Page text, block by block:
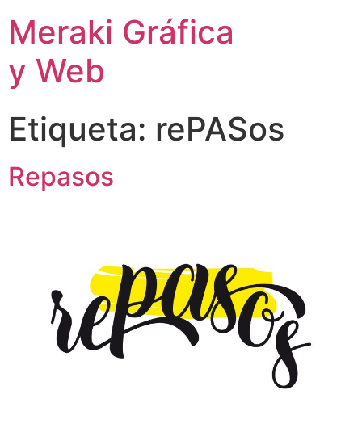
Meraki Gráfica
y Web
Etiqueta: rePASos
Repasos